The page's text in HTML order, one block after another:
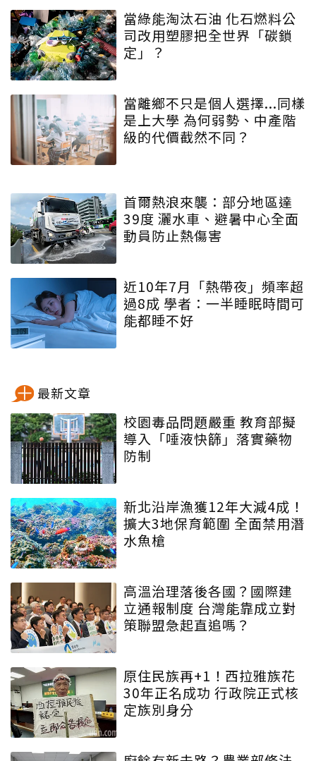
當綠能淘汰石油 化石燃料公
司改用塑膠把全世界「碳鎖
定」？
當離鄉不只是個人選擇...同樣
是上大學 為何弱勢、中產階
級的代價截然不同？
首爾熱浪來襲：部分地區達
39度 灑水車、避暑中心全面
動員防止熱傷害
近10年7月「熱帶夜」頻率超
過8成 學者：一半睡眠時間可
能都睡不好
最新文章
校園毒品問題嚴重 教育部擬
導入「唾液快篩」落實藥物
防制
新北沿岸漁獲12年大減4成！
擴大3地保育範圍 全面禁用潛
水魚槍
高溫治理落後各國？國際建
立通報制度 台灣能靠成立對
策聯盟急起直追嗎？
原住民族再+1！西拉雅族花
30年正名成功 行政院正式核
定族別身分